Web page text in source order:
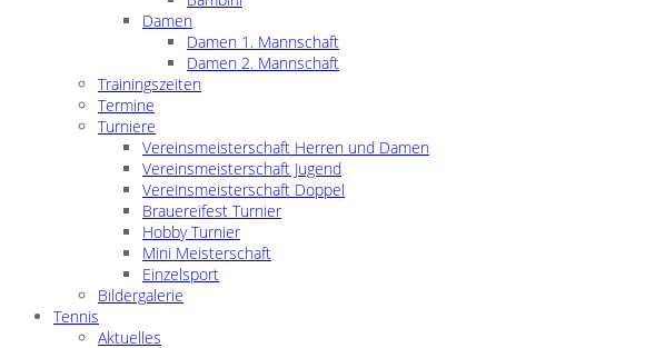
Damen
Damen 1. Mannschaft
Damen 2. Mannschaft
Trainingszeiten
Termine
Turniere
Vereinsmeisterschaft Herren und Damen
Vereinsmeisterschaft Jugend
Vereinsmeisterschaft Doppel
Brauereifest Turnier
Hobby Turnier
Mini Meisterschaft
Einzelsport
Bildergalerie
Tennis
Aktuelles